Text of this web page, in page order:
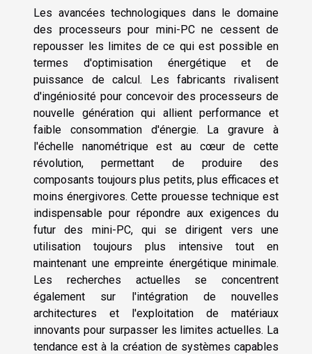
Les avancées technologiques dans le domaine
des processeurs pour mini-PC ne cessent de
repousser les limites de ce qui est possible en
termes d'optimisation énergétique et de
puissance de calcul. Les fabricants rivalisent
d'ingéniosité pour concevoir des processeurs de
nouvelle génération qui allient performance et
faible consommation d'énergie. La gravure à
l'échelle nanométrique est au cœur de cette
révolution, permettant de produire des
composants toujours plus petits, plus efficaces et
moins énergivores. Cette prouesse technique est
indispensable pour répondre aux exigences du
futur des mini-PC, qui se dirigent vers une
utilisation toujours plus intensive tout en
maintenant une empreinte énergétique minimale.
Les recherches actuelles se concentrent
également sur l'intégration de nouvelles
architectures et l'exploitation de matériaux
innovants pour surpasser les limites actuelles. La
tendance est à la création de systèmes capables